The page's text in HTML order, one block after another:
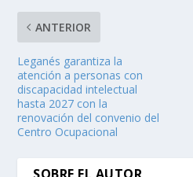
ANTERIOR
Leganés garantiza la
atención a personas con
discapacidad intelectual
hasta 2027 con la
renovación del convenio del
Centro Ocupacional